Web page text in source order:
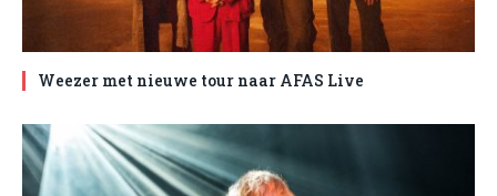
Weezer met nieuwe tour naar AFAS Live